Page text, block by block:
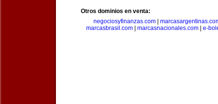
Otros dominios en venta:
negociosyfinanzas.com
marcasbrasil.com| marcasnacionales.com| e-